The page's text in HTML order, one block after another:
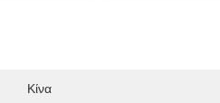
Κίνα